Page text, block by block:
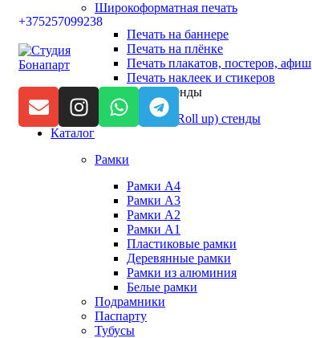
+375257099238
Широкоформатная печать
Печать на баннере
Печать на плёнке
Печать плакатов, постеров, афиш
Печать наклеек и стикеров
Мобильные стенды
Ролл ап (Roll up) стенды
Каталог
Рамки
Рамки А4
Рамки А3
Рамки А2
Рамки А1
Пластиковые рамки
Деревянные рамки
Рамки из алюминия
Белые рамки
Подрамники
Паспарту
Тубусы